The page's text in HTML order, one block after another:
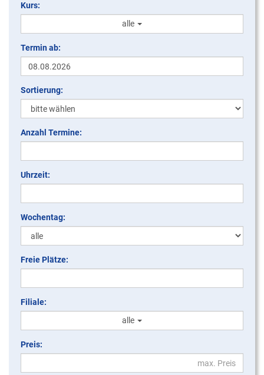
Kurs:
alle
Termin ab:
Sortierung:
Anzahl Termine:
Uhrzeit:
Wochentag:
Freie Plätze:
Filiale:
alle
Preis: